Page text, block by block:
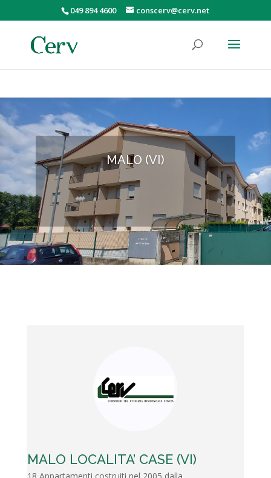
049 894 4600 conscerv@cerv.net
MALO (VI)
MALO LOCALITA’ CASE (VI)